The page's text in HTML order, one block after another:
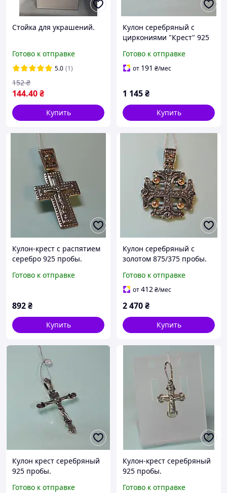
Стойка для украшений.
Готово к отправке
5.0 (1)
144.40₴
152 ₴
Купить
Кулон серебряный с
циркониями "Крест" 925
Готово к отправке
от 191 ₴/мес
1 145₴
Купить
Кулон-крест с распятием
серебро 925 пробы.
Готово к отправке
892₴
Купить
Кулон серебряный с
золотом 875/375 пробы.
Готово к отправке
от412₴/мес
2 470₴
Купить
Кулон крест серебряный
925 пробы.
Готово к отправке
Кулон-крест серебряный
925 пробы.
Готово к отправке